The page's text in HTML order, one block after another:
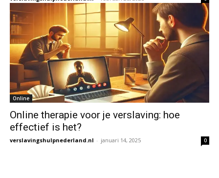
Online
Online therapie voor je verslaving: hoe
effectief is het?
verslavingshulpnederland.nl - januari 14, 2025 0